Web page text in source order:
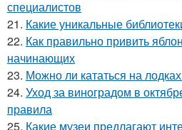
специалистов
21. Какие уникальные
22. Как правильно привить
начинающих
23. Можно ли кататься на
24. Уход за виноградом в
правила
25. Какие музеи предлагают